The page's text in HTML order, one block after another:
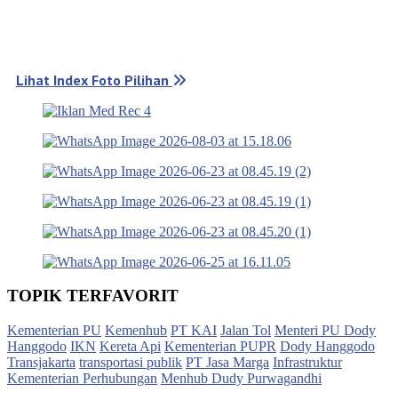
Lihat Index Foto Pilihan
TOPIK TERFAVORIT
Kementerian PU Kemenhub PT KAI Jalan Tol Menteri PU Dody
Hanggodo IKN Kereta Api Kementerian PUPR Dody Hanggodo
Transjakarta transportasi publik PT Jasa Marga Infrastruktur
Kementerian Perhubungan Menhub Dudy Purwagandhi